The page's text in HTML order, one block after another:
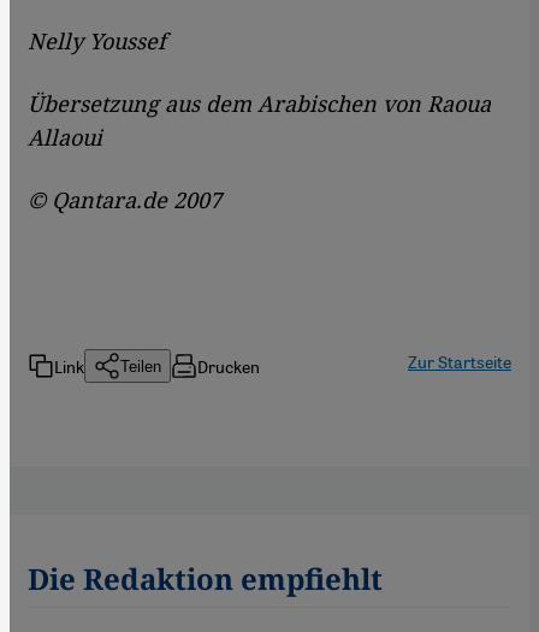
Nelly Youssef
Übersetzung aus dem Arabischen von Raoua
Allaoui
© Qantara.de 2007
Link Teilen Drucken Zur Startseite
Die Redaktion empfiehlt